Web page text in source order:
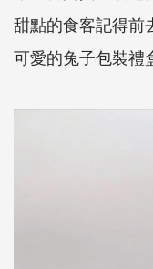
甜點的食客記得前
可愛的兔子包裝禮